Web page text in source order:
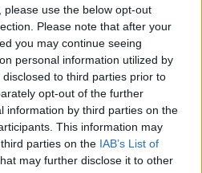
use the below opt-out
Please note that after your
you may continue seeing
personal information utilized by
to third parties prior to
opt-out of the further
information by third parties on the
This information may
parties on the IAB’s List of
may further disclose it to other
humorral próbálkozik
lépned!